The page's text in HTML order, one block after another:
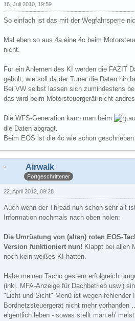
16. Juli 2010, 19:59
So einfach ist das mit der Wegfahrsperre
Mal eben so aus 4a eine 4c beim
nicht.
Für ein Anlernen des KI werden die FAZIT
geholt, wie soll da der Tuner die Daten hin
Bei VW selbst lassen sich zumindestens
das wird beim Motorsteuergerät nicht
Die WFS-Generation kann man beim
die Daten abgragt.
Beim EOS ist die 4c wie schon
Airwalk
Fortgeschrittener
22. April 2012, 09:28
Auch wenn der Thread nun schon sehr alt
Information nochmals nach oben holen:
Die Umrüstung von (alten) roten EOS-
Version funktioniert nun! Klappt bei allen
noch kein weißes KI hatten.
Habe meinen Tacho gestern erfolgreich
(inkl. MFA-Anzeige für Dachbetrieb usw.)
"Licht-und-Sicht" Menü ist wegen fehlender
Bordnetzsteuergerät nicht mehr vorhanden
eigentlich leben - sowas stellt man eh'